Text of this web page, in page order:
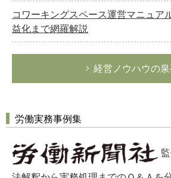
コワーキングスペース運営マニュア
益化まで網羅解説
経営ノウハウの
労働実務事例集